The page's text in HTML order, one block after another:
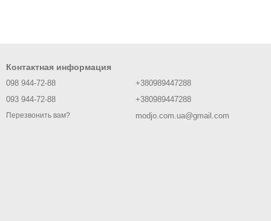
Контактная информация
098 944-72-88
093 944-72-88
Перезвонить вам?
+380989447288
+380989447288
modjo.com.ua@gmail.com